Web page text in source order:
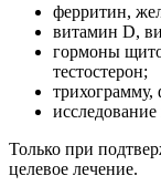
ферритин,
витамин D,
гормоны
тестостерон;
трихограмму,
Только при
целевое лечение.